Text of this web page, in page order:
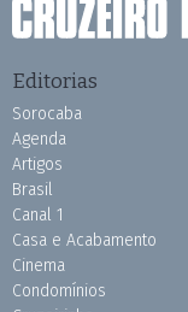
Editorias
Sorocaba
Agenda
Artigos
Brasil
Canal 1
Casa e Acabamento
Cinema
Condomínios